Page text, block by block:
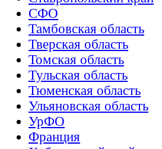
СФО
Тамбовская область
Тверская область
Томская область
Тульская область
Тюменская область
Ульяновская область
УрФО
Франция